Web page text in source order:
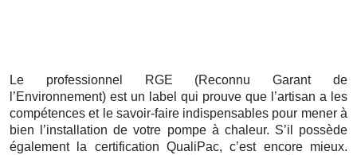
Le professionnel RGE (Reconnu Garant de
l’Environnement) est un label qui prouve que l’artisan a les
compétences et le savoir-faire indispensables pour mener à
bien l’installation de votre pompe à chaleur. S’il possède
également la certification QualiPac, c’est encore mieux.